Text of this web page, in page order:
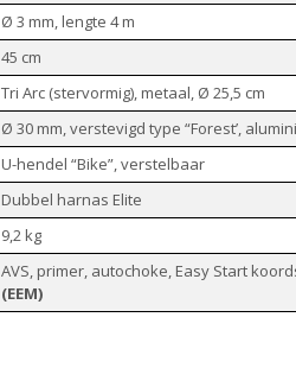
Ø 3 mm, lengte 4 m
45 cm
Tri Arc (stervormig), metaal, Ø 25,5 cm
Ø 30 mm, verstevigd type “Forest’,
U-hendel “Bike”, verstelbaar
Dubbel harnas Elite
9,2 kg
AVS, primer, autochoke, Easy Start
(EEM)